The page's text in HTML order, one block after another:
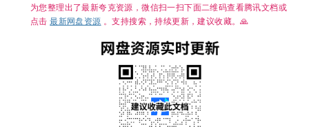
悚/犯罪/奇
幻/冒险/4K
为您整理出了最新夸克资源，微信扫一扫下面二维码查看腾讯文档或
点击最新网盘资源 。支持搜索，持续更新，建议收藏。🙏